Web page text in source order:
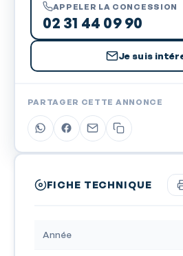
FICHE TECHNIQUE
Année
APPELER LA CONCESSION
02 31 44 09 90
Je suis
PARTAGER CETTE ANNONCE